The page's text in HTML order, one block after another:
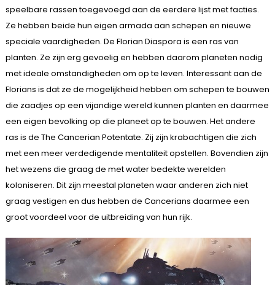
speelbare rassen toegevoegd aan de eerdere lijst met facties.
Ze hebben beide hun eigen armada aan schepen en nieuwe
speciale vaardigheden. De Florian Diaspora is een ras van
planten. Ze zijn erg gevoelig en hebben daarom planeten nodig
met ideale omstandigheden om op te leven. Interessant aan de
Florians is dat ze de mogelijkheid hebben om schepen te bouwen
die zaadjes op een vijandige wereld kunnen planten en daarmee
een eigen bevolking op die planeet op te bouwen. Het andere
ras is de The Cancerian Potentate. Zij zijn krabachtigen die zich
met een meer verdedigende mentaliteit opstellen. Bovendien zijn
het wezens die graag de met water bedekte werelden
koloniseren. Dit zijn meestal planeten waar anderen zich niet
graag vestigen en dus hebben de Cancerians daarmee een
groot voordeel voor de uitbreiding van hun rijk.